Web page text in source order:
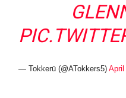
— Tokkerū (@ATokkers5)April